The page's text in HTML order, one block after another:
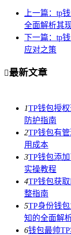
上一篇：tp
全面解析其
下一篇：tp
应对之策
最新文章
1TP钱包授
防护指南
2TP钱包有
用成本
3TP钱包添
实操教程
4TP钱包获
整指南
5TP身份钱
知的全面解
6钱包最帅